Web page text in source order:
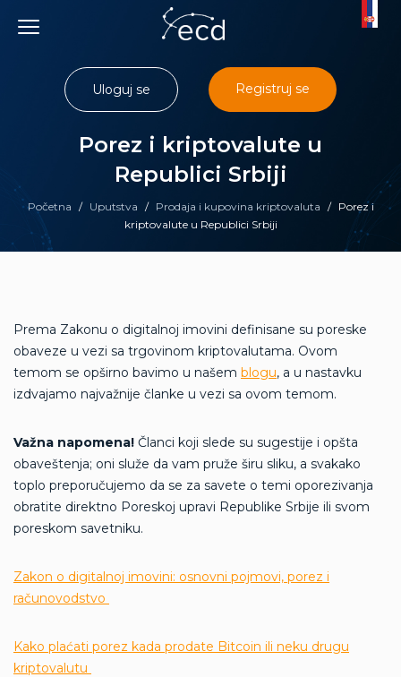
content
Početna / Uputstva / Prodaja i kupovina kriptovaluta /
Porez i
kriptovalute u Republici Srbiji
Porez i kriptovalute u
Republici Srbiji
Uloguj se Registruj se
Prema Zakonu o digitalnoj imovini definisane su poreske
obaveze u vezi sa trgovinom kriptovalutama. Ovom
temom se opširno bavimo u našem blogu, a u nastavku
izdvajamo najvažnije članke u vezi sa ovom temom.
Važna napomena! Članci koji slede su sugestije i opšta
obaveštenja; oni služe da vam pruže širu sliku, a svakako
toplo preporučujemo da se za savete o temi oporezivanja
obratite direktno Poreskoj upravi Republike Srbije ili svom
poreskom savetniku.
Zakon o digitalnoj imovini: osnovni pojmovi, porez i
računovodstvo
Kako plaćati porez kada prodate Bitcoin ili neku drugu
kriptovalutu